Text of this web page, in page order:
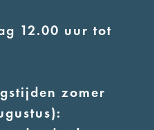
12.00 uur tot
zomer